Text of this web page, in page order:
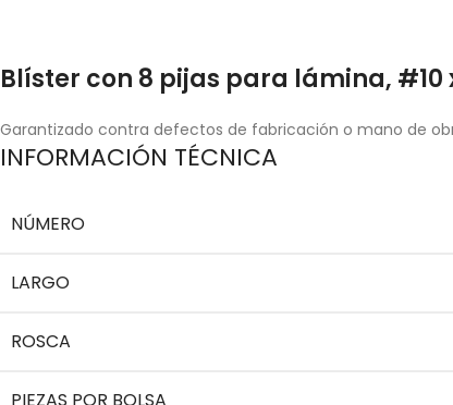
Blíster con 8 pijas para lámina, #10
Garantizado contra defectos de fabricación o mano de
INFORMACIÓN TÉCNICA
NÚMERO
LARGO
ROSCA
PIEZAS POR BOLSA